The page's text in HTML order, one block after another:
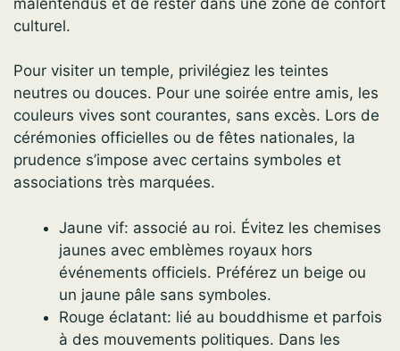
culturel.
Pour visiter un temple, privilégiez les teintes
neutres ou douces. Pour une soirée entre amis, les
couleurs vives sont courantes, sans excès. Lors de
cérémonies officielles ou de fêtes nationales, la
prudence s’impose avec certains symboles et
associations très marquées.
Jaune vif: associé au roi. Évitez les chemises
jaunes avec emblèmes royaux hors
événements officiels. Préférez un beige ou
un jaune pâle sans symboles.
Rouge éclatant: lié au bouddhisme et parfois
à des mouvements politiques. Dans les